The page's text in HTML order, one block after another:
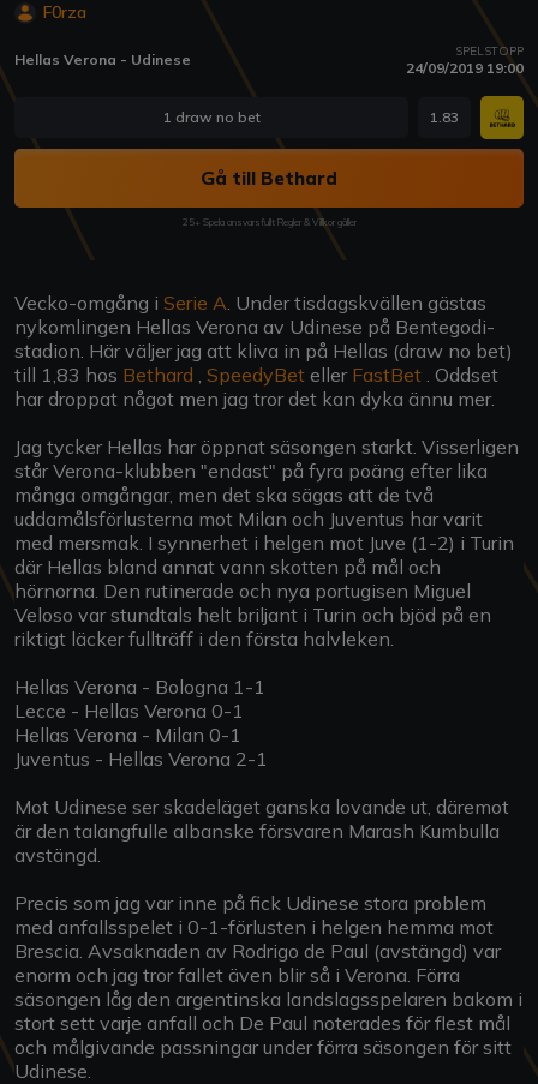
F0rza
Hellas Verona - Udinese SPELSTOPP
24/09/2019 19:00
1 draw no bet 1.83
Gå till Bethard
25+ Spela ansvarsfullt Regler & Villkor gäller
Vecko-omgång i Serie A . Under tisdagskvällen gästas
nykomlingen Hellas Verona av Udinese på Bentegodi-
stadion. Här väljer jag att kliva in på Hellas (draw no bet)
till 1,83 hos Bethard SpeedyBet eller FastBet . Oddset
har droppat något men jag tror det kan dyka ännu mer.
Jag tycker Hellas har öppnat säsongen starkt. Visserligen
står Verona-klubben "endast" på fyra poäng efter lika
många omgångar, men det ska sägas att de två
uddamålsförlusterna mot Milan och Juventus har varit
med mersmak. I synnerhet i helgen mot Juve (1-2) i Turin
där Hellas bland annat vann skotten på mål och
hörnorna. Den rutinerade och nya portugisen Miguel
Veloso var stundtals helt briljant i Turin och bjöd på en
riktigt läcker fullträff i den första halvleken.
Hellas Verona - Bologna 1-1
Lecce - Hellas Verona 0-1
Hellas Verona - Milan 0-1
Juventus - Hellas Verona 2-1
Mot Udinese ser skadeläget ganska lovande ut, däremot
är den talangfulle albanske försvaren Marash Kumbulla
avstängd.
Precis som jag var inne på fick Udinese stora problem
med anfallsspelet i 0-1-förlusten i helgen hemma mot
Brescia. Avsaknaden av Rodrigo de Paul (avstängd) var
enorm och jag tror fallet även blir så i Verona. Förra
säsongen låg den argentinska landslagsspelaren bakom i
stort sett varje anfall och De Paul noterades för flest mål
och målgivande passningar under förra säsongen för sitt
Udinese.